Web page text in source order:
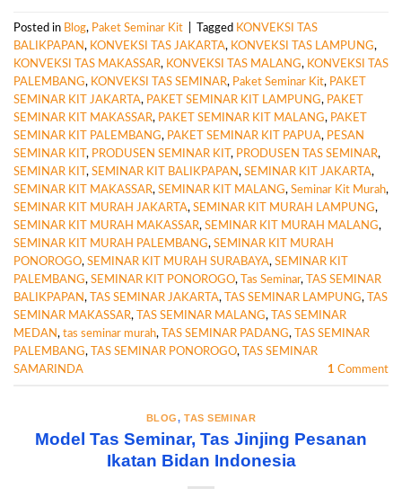
Posted in Blog, Paket Seminar Kit Tagged KONVEKSI TAS
BALIKPAPAN, KONVEKSI TAS JAKARTA, KONVEKSI TAS LAMPUNG,
KONVEKSI TAS MAKASSAR, KONVEKSI TAS MALANG, KONVEKSI TAS
PALEMBANG, KONVEKSI TAS SEMINAR, Paket Seminar Kit, PAKET
SEMINAR KIT JAKARTA, PAKET SEMINAR KIT LAMPUNG, PAKET
SEMINAR KIT MAKASSAR, PAKET SEMINAR KIT MALANG, PAKET
SEMINAR KIT PALEMBANG, PAKET SEMINAR KIT PAPUA, PESAN
SEMINAR KIT , PRODUSEN SEMINAR KIT , PRODUSEN TAS SEMINAR,
SEMINAR KIT , SEMINAR KIT BALIKPAPAN, SEMINAR KIT JAKARTA,
SEMINAR KIT MAKASSAR, SEMINAR KIT MALANG, Seminar Kit Murah,
SEMINAR KIT MURAH JAKARTA, SEMINAR KIT MURAH LAMPUNG,
SEMINAR KIT MURAH MAKASSAR, SEMINAR KIT MURAH MALANG,
SEMINAR KIT MURAH PALEMBANG, SEMINAR KIT MURAH
PONOROGO, SEMINAR KIT MURAH SURABAYA, SEMINAR KIT
PALEMBANG, SEMINAR KIT PONOROGO, Tas Seminar,
TAS SEMINAR
BALIKPAPAN, TAS SEMINAR JAKARTA, TAS SEMINAR LAMPUNG,
TAS
SEMINAR MAKASSAR, TAS SEMINAR MALANG,
TAS SEMINAR
MEDAN, tas seminar murah, TAS SEMINAR PADANG,
TAS SEMINAR
PALEMBANG, TAS SEMINAR PONOROGO,
TAS SEMINAR
SAMARINDA
1 Comment
BLOG,TAS SEMINAR
Model Tas Seminar, Tas Jinjing Pesanan
Ikatan Bidan Indonesia